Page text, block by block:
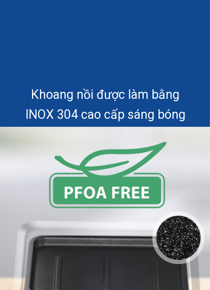
Khoang nồi được làm bằng
INOX 304 cao cấp sáng bóng